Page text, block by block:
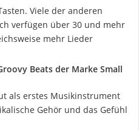
Viele der anderen
verfügen über 30 und mehr
mehr Lieder
Beats der Marke Small
als erstes Musikinstrument
Gehör und das Gefühl